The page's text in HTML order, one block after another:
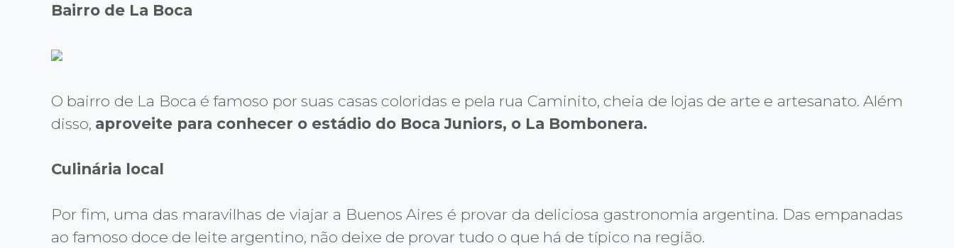
Bairro de La Boca
O bairro de La Boca é famoso por suas casas coloridas e pela rua Caminito, cheia de lojas de arte e artesanato. Além
disso, aproveite para conhecer o estádio do Boca Juniors, o La Bombonera.
Culinária local
Por fim, uma das maravilhas de viajar a Buenos Aires é provar da deliciosa gastronomia argentina. Das empanadas
ao famoso doce de leite argentino, não deixe de provar tudo o que há de típico na região.